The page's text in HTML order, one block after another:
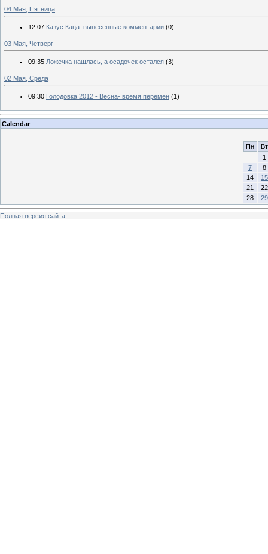
04 Мая, Пятница
12:07 Казус Каца: вынесенные комментарии (0)
03 Мая, Четверг
09:35 Ложечка нашлась, а осадочек остался (3)
02 Мая, Среда
09:30 Голодовка 2012 - Весна- время перемен (1)
Calendar
Пн
Вт
1
7
8
14
15
21
22
28
29
Полная версия сайта